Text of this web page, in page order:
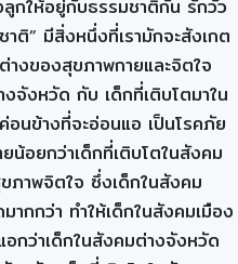
กให้อยู่กับธรรมชาติกัน รักวัว
ติ” มีสิ่งหนึ่งที่เรามักจะสังเกต
างของสุขภาพกายและจิตใจ
งจังหวัด กับ เด็กที่เติบโตมาใน
อนข้างที่จะอ่อนแอ เป็นโรคภัย
น้อยกว่าเด็กที่เติบโตในสังคม
ภาพจิตใจ ซึ่งเด็กในสังคม
ากกว่า ทำให้เด็กในสังคมเมือง
กว่าเด็กในสังคมต่างจังหวัด